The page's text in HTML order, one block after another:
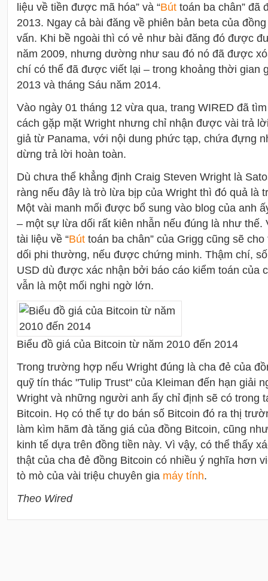
liệu về tiền được mã hóa” và “Bút toán ba chân” đã
2013. Ngay cả bài đăng về phiên bản beta của
vấn. Khi bề ngoài thì có vẻ như bài đăng đó được
năm 2009, nhưng dường như sau đó nó đã được
chí có thể đã được viết lại – trong khoảng thời gian
2013 và tháng Sáu năm 2014.
Vào ngày 01 tháng 12 vừa qua, trang WIRED đã
cách gặp mặt Wright nhưng chỉ nhận được vài trả
giả từ Panama, với nội dung phức tạp, chứa đựng
dừng trả lời hoàn toàn.
Dù chưa thể khẳng định Craig Steven Wright là
ràng nếu đây là trò lừa bịp của Wright thì đó quả là
Một vài manh mối được bổ sung vào blog của anh
– một sự lừa dối rất kiên nhẫn nếu đúng là như thế.
tài liệu về “Bút toán ba chân” của Grigg cũng sẽ
dối phi thường, nếu được chứng minh. Thậm chí,
USD dù được xác nhận bởi báo cáo kiểm toán của
vẫn là một mối nghi ngờ lớn.
Biểu đồ giá của Bitcoin từ năm 2010 đến 2014
Trong trường hợp nếu Wright đúng là cha đẻ của
quỹ tín thác "Tulip Trust" của Kleiman đến hạn giải
Wright và những người anh ấy chỉ định sẽ có trong
Bitcoin. Họ có thể tự do bán số Bitcoin đó ra thị
làm kìm hãm đà tăng giá của đồng Bitcoin, cũng
kinh tế dựa trên đồng tiền này. Vì vậy, có thể thấy
thật của cha đẻ đồng Bitcoin có nhiều ý nghĩa hơn
tò mò của vài triệu chuyên gia máy tính.
Theo Wired